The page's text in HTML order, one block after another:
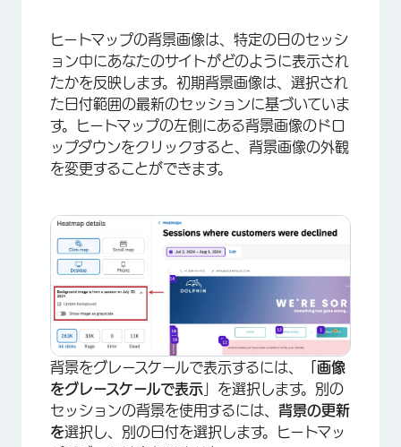
ヒートマップの背景画像は、特定の日のセッシ
ョン中にあなたのサイトがどのように表示され
たかを反映します。初期背景画像は、選択され
た日付範囲の最新のセッションに基づいていま
す。ヒートマップの左側にある背景画像のドロ
ップダウンをクリックすると、背景画像の外観
を変更することができます。
背景をグレースケールで表示するには、
「画像
をグレースケールで表示 」を選択します。別の
セッションの背景を使用するには、 背景の更新
を選択し、別の日付を選択します。ヒートマッ